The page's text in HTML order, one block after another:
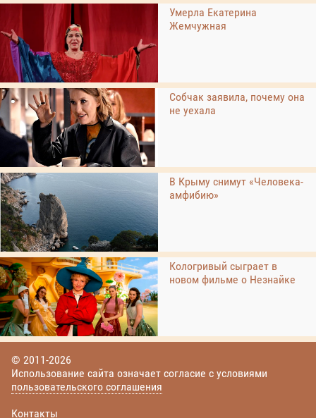
Умерла Екатерина
Жемчужная
Собчак заявила, почему она
не уехала
В Крыму снимут «Человека-
амфибию»
Кологривый сыграет в
новом фильме о Незнайке
© 2011-2026
Использование сайта означает согласие с условиями
пользовательского соглашения
Контакты